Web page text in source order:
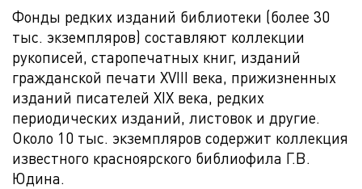
Фонды редких изданий библиотеки (более 30
тыс. экземпляров) составляют коллекции
рукописей, старопечатных книг, изданий
гражданской печати XVIII века, прижизненных
изданий писателей XIX века, редких
периодических изданий, листовок и другие.
Около 10 тыс. экземпляров содержит коллекция
известного красноярского библиофила Г.В.
Юдина.